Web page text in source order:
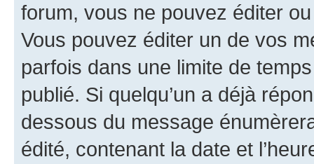
forum, vous ne pouvez éditer
Vous pouvez éditer un de vos
parfois dans une limite de
publié. Si quelqu’un a déjà
dessous du message
édité, contenant la date et